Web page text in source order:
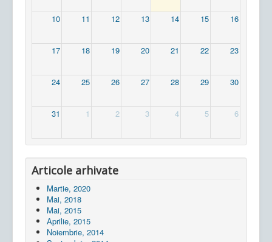
10 11 12 13 14 15 16
17 18 19 20 21 22 23
24 25 26 27 28 29 30
31 1 2 3 4 5 6
Articole arhivate
Martie, 2020
Mai, 2018
Mai, 2015
Aprilie, 2015
Noiembrie, 2014